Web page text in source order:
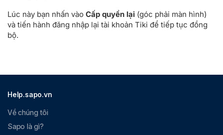
Lúc này bạn nhấn vào Cấp quyền lại (góc phải màn hình)
và tiến hành đăng nhập lại tài khoản Tiki để tiếp tục đồng
bộ.
Help.sapo.vn
Về chúng tôi
Sapo là gì?